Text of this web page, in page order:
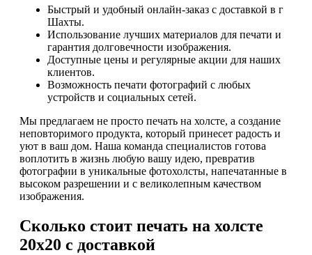
Быстрый и удобный онлайн-заказ с доставкой в г
Шахты.
Использование лучших материалов для печати и
гарантия долговечности изображения.
Доступные цены и регулярные акции для наших
клиентов.
Возможность печати фотографий с любых
устройств и социальных сетей.
Мы предлагаем не просто печать на холсте, а создание
неповторимого продукта, который принесет радость и
уют в ваш дом. Наша команда специалистов готова
воплотить в жизнь любую вашу идею, превратив
фотографии в уникальные фотохолсты, напечатанные в
высоком разрешении и с великолепным качеством
изображения.
Сколько стоит печать на холсте
20х20 с доставкой